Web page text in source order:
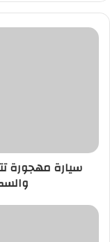
سيارة
أنفا
والسكان
الخطر
سيارة مهجورة
مصورون